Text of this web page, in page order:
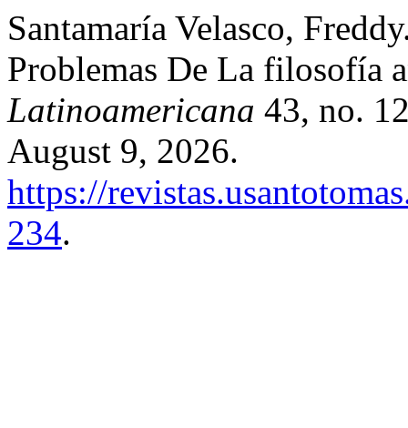
Santamaría Velasco,
Problemas De La filosofía
Latinoamericana 43, no.
August 9, 2026.
https://
234.